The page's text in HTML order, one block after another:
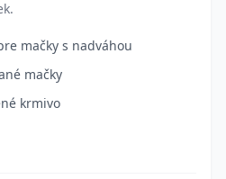
mačky s nadváhou
mačky
krmivo